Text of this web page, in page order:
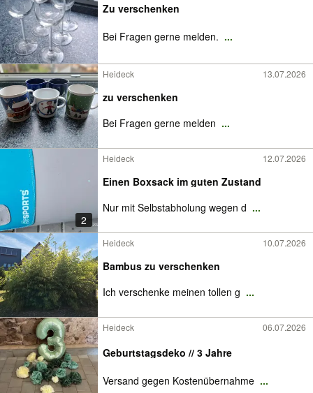
Zu verschenken
Bei Fragen gerne melden. ...
Heideck 13.07.2026
zu verschenken
Bei Fragen gerne melden ...
2
Heideck 12.07.2026
Einen Boxsack im guten Zustand
Nur mit Selbstabholung wegen d ...
Heideck 10.07.2026
Bambus zu verschenken
Ich verschenke meinen tollen g ...
Heideck 06.07.2026
Geburtstagsdeko // 3 Jahre
Versand gegen Kostenübernahme ...